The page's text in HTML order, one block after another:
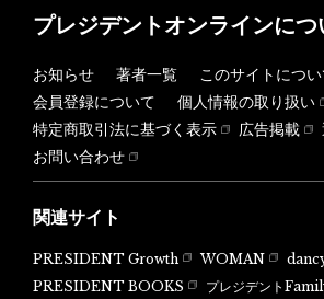
プレジデントオンラインにつ
お知らせ 著者一覧
このサイトについ
会員登録について
個人情報の取り扱い
特定商取引法に基づく表示
広告掲載
お問い合わせ
関連サイト
PRESIDENT Growth WOMAN
PRESIDENT BOOKS
プレジデント